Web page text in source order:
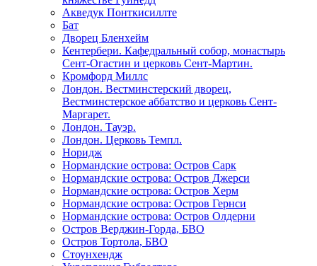
Акведук Понткисиллте
Бат
Дворец Бленхейм
Кентербери. Кафедральный собор, монастырь
Сент-Огастин и церковь Сент-Мартин.
Кромфорд Миллс
Лондон. Вестминстерский дворец,
Вестминстерское аббатство и церковь Cент-
Маргарет.
Лондон. Тауэр.
Лондон. Церковь Темпл.
Норидж
Нормандские острова: Остров Сарк
Нормандские острова: Остров Джерси
Нормандские острова: Остров Херм
Нормандские острова: Остров Гернси
Нормандские острова: Остров Олдерни
Остров Верджин-Горда, БВО
Остров Тортола, БВО
Стоунхендж